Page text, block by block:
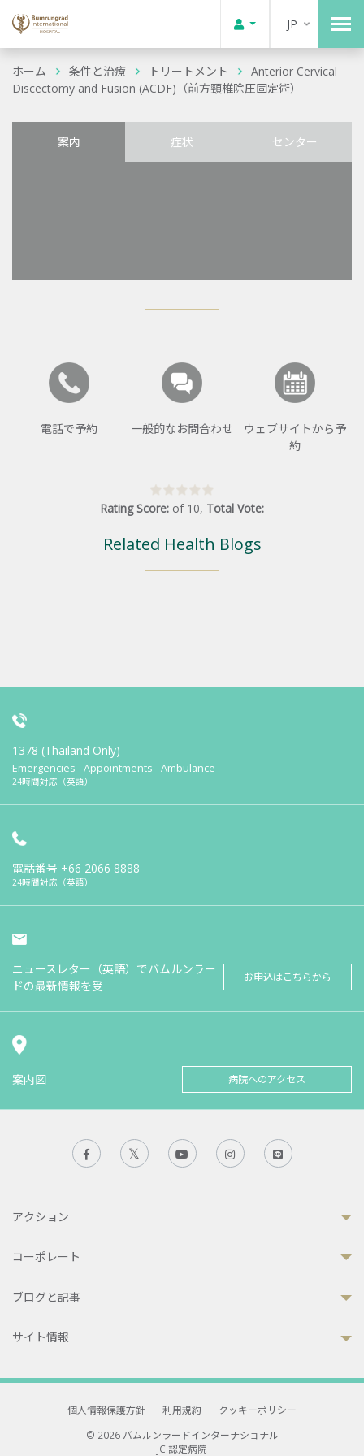
JP
ホーム 条件と治療 トリートメント
Anterior Cervical
Discectomy and Fusion (ACDF)（前方頸椎除圧固定術）
案内 症状 センター
電話で予約 一般的なお問合わせ
ウェブサイトから予
約
Rating Score: of 10, Total Vote:
Related Health Blogs
1378 (Thailand Only)
Emergencies - Appointments - Ambulance
24時間対応（英語）
電話番号 +66 2066 8888
24時間対応（英語）
ニュースレター（英語）でバムルンラー
ドの最新情報を受
お申込はこちらから
案内図 病院へのアクセス
アクション
コーポレート
ブログと記事
サイト情報
個人情報保護方針 | 利用規約 |
クッキーポリシー
© 2026 バムルンラードインターナショナル
JCI認定病院